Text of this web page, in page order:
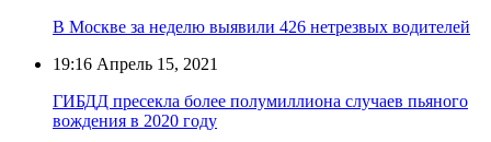
В Москве за неделю выявили 426 нетрезвых водителей
19:16 Апрель 15, 2021
ГИБДД пресекла более полумиллиона случаев пьяного
вождения в 2020 году